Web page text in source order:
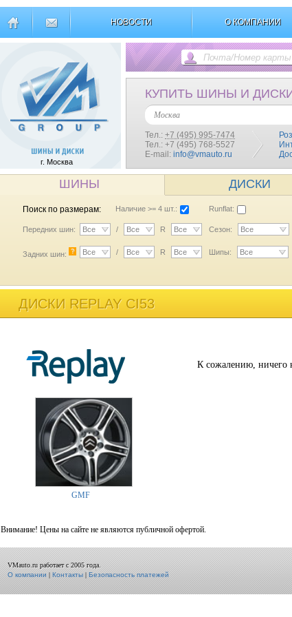
НОВОСТИ О КОМПАНИИ
г. Москва
КУПИТЬ ШИНЫ И
Москва
Тел.: +7 (495) 995-7474
Тел.: +7 (495) 768-5527
E-mail: info@vmauto.ru
ШИНЫ ДИСКИ
Поиск по размерам: Наличие >= 4 шт.: Runflat:
Передних шин: Все / Все R Все Сезон: Все
Задних шин: ? Все / Все R Все Шипы: Все
ДИСКИ REPLAY CI53
GMF
К сожалению, ничего
Внимание! Цены на сайте не являются публичной офертой.
VMauto.ru работает с 2005 года.
О компании|Контакты|Безопасность платежей